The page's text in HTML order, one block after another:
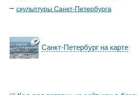
скульптуры Санкт-Петербурга
Санкт-Петербург на карте